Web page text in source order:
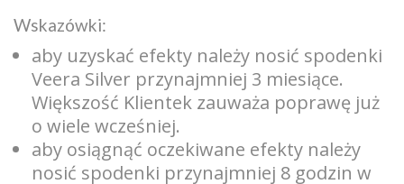
Wskazówki:
aby uzyskać efekty należy nosić spodenki
Veera Silver przynajmniej 3 miesiące.
Większość Klientek zauważa poprawę już
o wiele wcześniej.
aby osiągnąć oczekiwane efekty należy
nosić spodenki przynajmniej 8 godzin w